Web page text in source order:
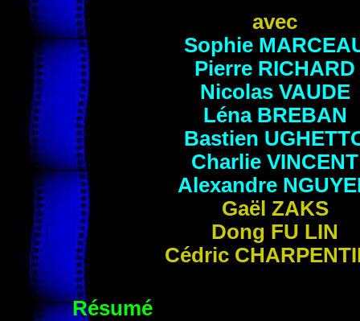
avec
Sophie
Pierre RICHARD
Nicolas VAUDE
Léna BREBAN
Bastien
Charlie VINCENT
Alexandre
Gaël ZAKS
Dong FU LIN
Cédric
Résumé